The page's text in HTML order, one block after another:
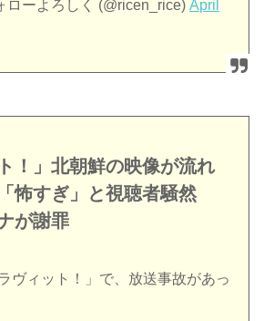
ーよろしく (@ricen_rice)April
！」北朝鮮の映像が流れ
怖すぎ」と視聴者騒然
が謝罪
ヴィット！」で、放送事故があっ